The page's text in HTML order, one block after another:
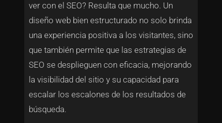
ver con el SEO? Resulta que mucho. Un
diseño web bien estructurado no solo brinda
una experiencia positiva a los visitantes, sino
que también permite que las estrategias de
SEO se desplieguen con eficacia, mejorando
la visibilidad del sitio y su capacidad para
escalar los escalones de los resultados de
búsqueda.